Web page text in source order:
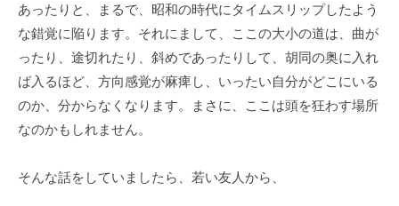
あったりと、まるで、昭和の時代にタイムスリップしたよう
な錯覚に陥ります。それにまして、ここの大小の道は、曲が
ったり、途切れたり、斜めであったりして、胡同の奥に入れ
ば入るほど、方向感覚が麻痺し、いったい自分がどこにいる
のか、分からなくなります。まさに、ここは頭を狂わす場所
なのかもしれません。
そんな話をしていましたら、若い友人から、